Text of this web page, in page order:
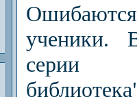
ученики.
серии